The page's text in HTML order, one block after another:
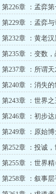
第226章 ：孟弈
第229章 ：孟弈与
第232章 ：黄老
河！
第235章 ：变数，
第237章 ：所谓
第240章 ：消失
第243章 ：世界
第246章 ：初步达
第249章 ：原始
第252章 ：投诚
第255章 ：世界
第258章 ：叙事